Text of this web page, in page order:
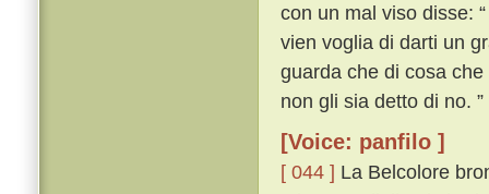
con un mal viso disse:
vien voglia di darti un
guarda che di cosa
non gli sia detto di no. ”
[Voice: panfilo ]
[ 044 ] La Belcolore